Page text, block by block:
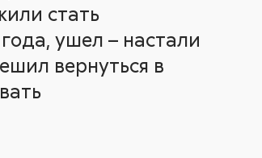
стать
ушел – настали
вернуться в